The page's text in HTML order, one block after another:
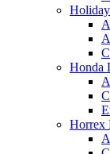
Honda
Horrex